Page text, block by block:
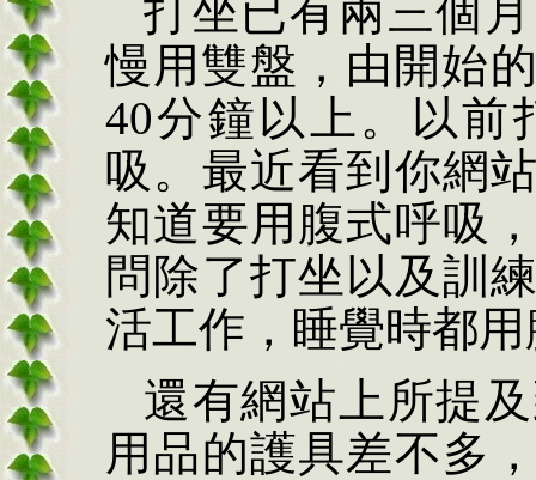
打坐已有兩三個
慢用雙盤，由開始
40分鐘以上。以前
吸。最近看到你網
知道要用腹式呼吸
問除了打坐以及訓
活工作，睡覺時都
還有網站上所提
用品的護具差不多